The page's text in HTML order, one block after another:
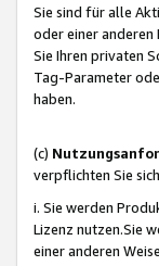
Sie sind für alle
oder einer
Sie Ihren privaten
Tag-Parameter
haben.
(c)
verpflichten Sie
i. Sie werden
Lizenz nutzen.Sie
einer anderen